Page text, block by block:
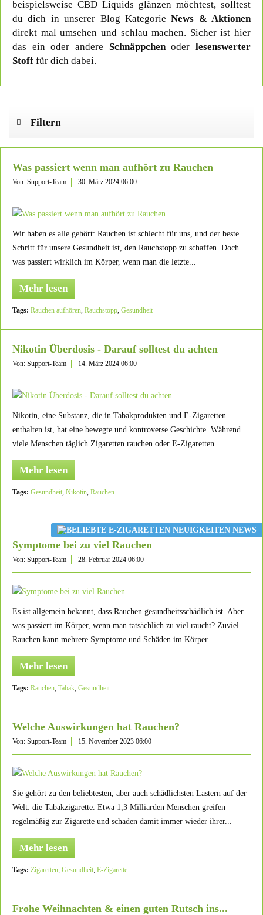
beispielsweise CBD Liquids glänzen möchtest, solltest
du dich in unserer Blog KategorieNews & Aktionen
direkt mal umsehen und schlau machen. Sicher ist hier
das ein oder andere Schnäppchenoderlesenswerter
Stoff für dich dabei.
Filtern
Was passiert wenn man aufhört zu Rauchen
Von: Support-Team 30. März 2024 06:00
Wir haben es alle gehört: Rauchen ist schlecht für uns, und der beste
Schritt für unsere Gesundheit ist, den Rauchstopp zu schaffen. Doch
was passiert wirklich im Körper, wenn man die letzte...
Mehr lesen
Tags: Rauchen aufhören, Rauchstopp, Gesundheit
Nikotin Überdosis - Darauf solltest du achten
Von: Support-Team 14. März 2024 06:00
Nikotin, eine Substanz, die in Tabakprodukten und E-Zigaretten
enthalten ist, hat eine bewegte und kontroverse Geschichte. Während
viele Menschen täglich Zigaretten rauchen oder E-Zigaretten...
Mehr lesen
Tags: Gesundheit, Nikotin, Rauchen
Symptome bei zu viel Rauchen
Von: Support-Team 28. Februar 2024 06:00
Es ist allgemein bekannt, dass Rauchen gesundheitsschädlich ist. Aber
was passiert im Körper, wenn man tatsächlich zu viel raucht? Zuviel
Rauchen kann mehrere Symptome und Schäden im Körper...
Mehr lesen
Tags: Rauchen, Tabak, Gesundheit
Welche Auswirkungen hat Rauchen?
Von: Support-Team 15. November 2023 06:00
Sie gehört zu den beliebtesten, aber auch schädlichsten Lastern auf der
Welt: die Tabakzigarette. Etwa 1,3 Milliarden Menschen greifen
regelmäßig zur Zigarette und schaden damit immer wieder ihrer...
Mehr lesen
Tags: Zigaretten, Gesundheit, E-Zigarette
Frohe Weihnachten & einen guten Rutsch ins...